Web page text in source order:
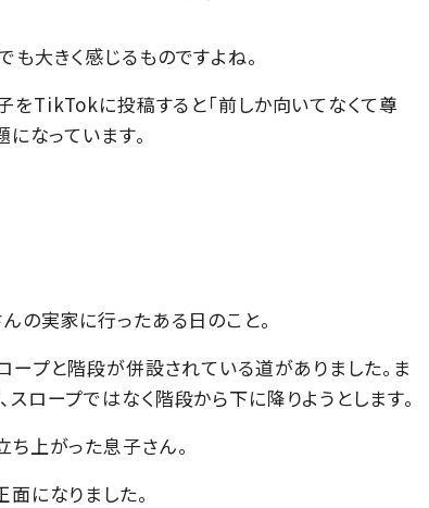
大きく感じるものですよね。
TikTokに投稿すると「前しか向いてなくて尊
なっています。
の実家に行ったある日のこと。
ープと階段が併設されている道がありました。ま
ロープではなく階段から下に降りようとします。
上がった息子さん。
になりました。